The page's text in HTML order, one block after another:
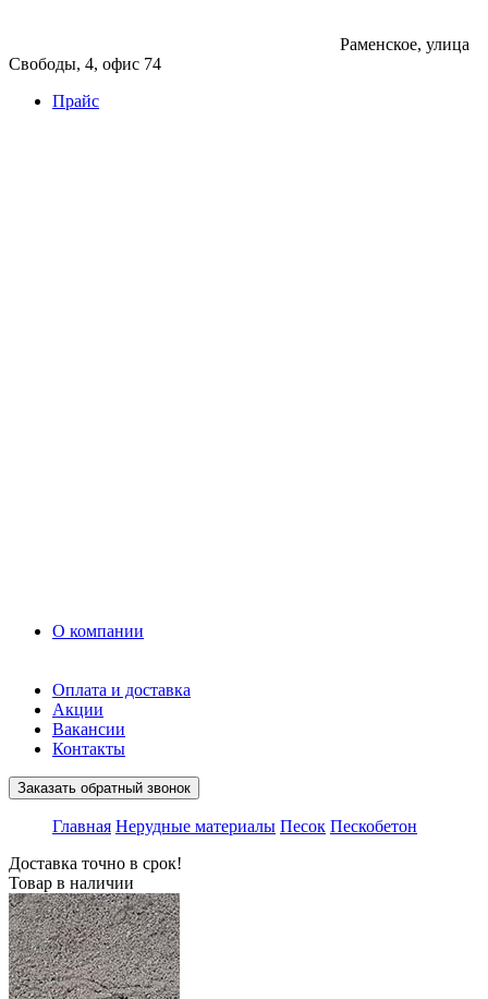
Раменское, улица
Свободы, 4, офис 74
Прайс
О компании
Оплата и доставка
Акции
Вакансии
Контакты
Заказать обратный звонок
Главная Нерудные материалы Песок Пескобетон
Доставка точно в срок!
Товар в наличии